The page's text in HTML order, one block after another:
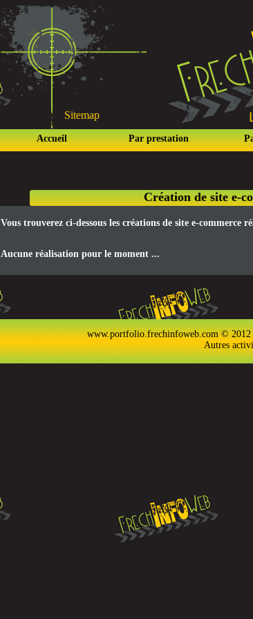
Sitemap
Accueil Par prestation
Création de site e-
Vous trouverez ci-dessous les créations de site e-
Aucune réalisation pour le moment ...
www.portfolio.frechinfoweb.com © 2012
Autres